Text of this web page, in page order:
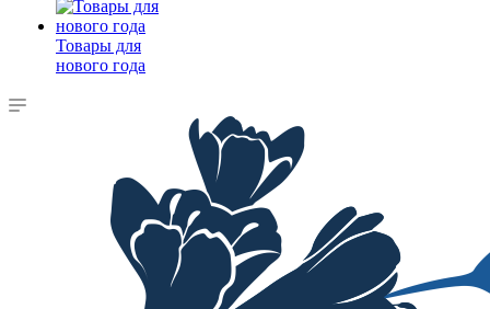
Товары для
нового года